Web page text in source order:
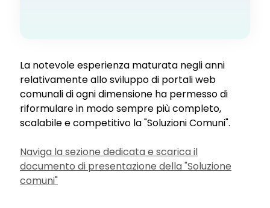
La notevole esperienza maturata negli anni
relativamente allo sviluppo di portali web
comunali di ogni dimensione ha permesso di
riformulare in modo sempre più completo,
scalabile e competitivo la "Soluzioni Comuni".
Naviga la sezione dedicata e scarica il
documento di presentazione della "Soluzione
comuni"